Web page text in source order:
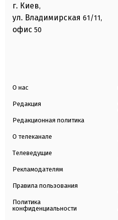
г. Киев,
ул. Владимирская 61/11,
офис 50
О нас
Редакция
Редакционная политика
О телеканале
Телеведущие
Рекламодателям
Правила пользования
Политика
конфиденциальности